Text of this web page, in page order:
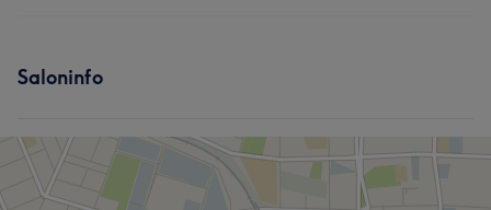
Sympathisch 5 Herzlich
Haarentfernung
Saloninfo